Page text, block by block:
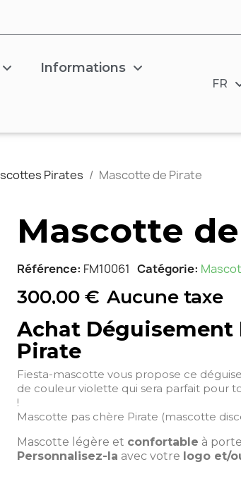
Informations
FR
Pirates Mascotte de Pirate
Mascotte
Référence FM10061 Catégorie
300,00 € Aucune taxe
Achat Déguisement
Pirate
Fiesta-mascotte vous propose ce
de couleur violette qui sera parfait pour
!
Mascotte pas chère Pirate (mascotte
Mascotte légère et confortable à
Personnalisez-la avec votre logo et/